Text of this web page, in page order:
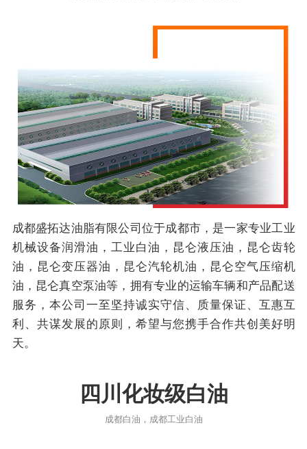
成都盛拓达油脂有限公司位于成都市，是一家专业工业
机械设备润滑油，工业白油，昆仑液压油，昆仑齿轮
油，昆仑变压器油，昆仑汽轮机油，昆仑空气压缩机
油，昆仑真空泵油等，拥有专业的运输车辆和产品配送
服务，本公司一至坚持诚实守信、质量保证、互惠互
利、共谋发展的原则，希望与您携手合作共创美好明
天。
四川化妆级白油
成都白油，成都工业白油